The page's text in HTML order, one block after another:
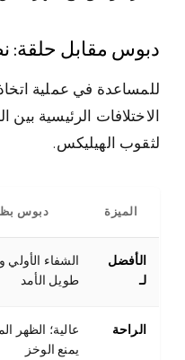
دبوس مقابل حلقة:
للمساعدة في عملية اتخاذ
الاختلافات الرئيسية
لثقوب الهيليكس.
الميزة دبوس
الأفضل
لـ
الشفاء الأولي
طويل الأمد
الراحة
عالية؛ الظهر
يمنع الوخز